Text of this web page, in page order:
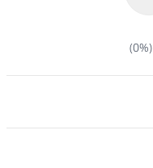
(
0%)